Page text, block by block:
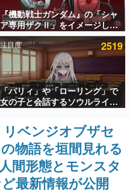
ページビュー数万以上！ などな
、電ファミ渾身の“殿堂入り”記
の方々に製作時のエピソードをお
（ゲーム）とは何か？を探ってい
ない。『赫本』は、〈試験問題〉
『機動戦士ガンダム』の「シャ
ア専用ザクⅡ」をイメージした
散水ホースリールが予約開始。
本体にはシャアのパーソナルマ
ークやジオン公国軍のエンブレ
ム、型式番号などを配置
注目度 2519
「パリィ」や「ローリング」で
女の子と会話するソウルライク
恋愛ゲーム『小早川さんはソウ
ルライク』無料公開。返事に失
敗すると「YOU DIED」
リベンジオブザセ
物語を垣間見れる
間形態とモンスタ
最新情報が公開